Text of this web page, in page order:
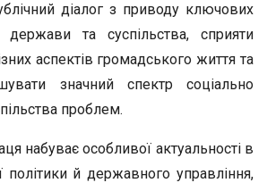
діалог з приводу ключових
держави та суспільства, сприяти
аспектів громадського життя та
значний спектр соціально
проблем.
набуває особливої актуальності в
політики й державного управління,